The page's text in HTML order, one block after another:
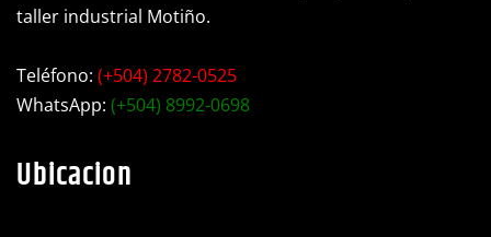
taller industrial Motiño.
Teléfono: (+504) 2782-0525
WhatsApp: (+504) 8992-0698
Ubicacion